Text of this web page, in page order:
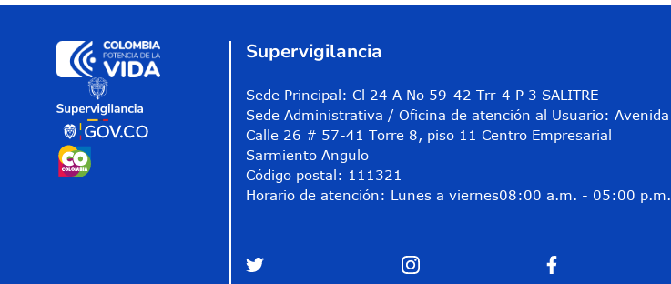
Supervigilancia
Sede Principal: Cl 24 A No 59-42 Trr-4 P 3 SALITRE
Sede Administrativa / Oficina de atención al Usuario: Avenida
Calle 26 # 57-41 Torre 8, piso 11 Centro Empresarial
Sarmiento Angulo
Código postal: 111321
Horario de atención: Lunes a viernes08:00 a.m. - 05:00 p.m.